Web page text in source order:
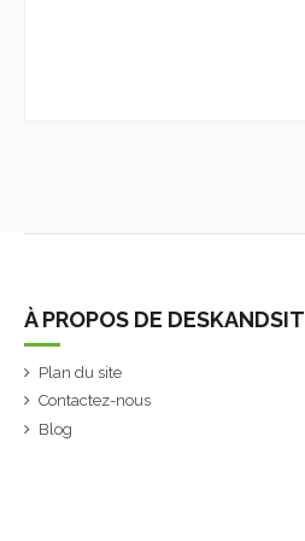
À PROPOS DE DESKANDSIT
Plan du site
Contactez-nous
Blog